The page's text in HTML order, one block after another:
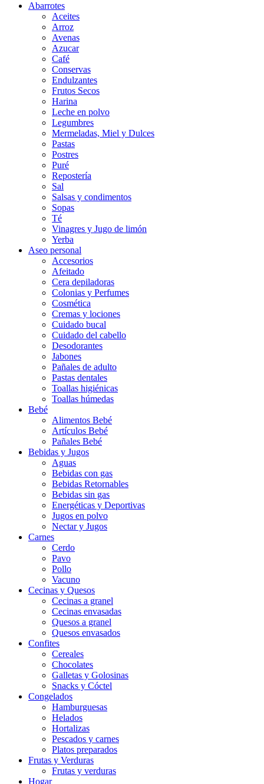
Abarrotes
Aceites
Arroz
Avenas
Azucar
Café
Conservas
Endulzantes
Frutos Secos
Harina
Leche en polvo
Legumbres
Mermeladas, Miel y Dulces
Pastas
Postres
Puré
Repostería
Sal
Salsas y condimentos
Sopas
Té
Vinagres y Jugo de limón
Yerba
Aseo personal
Accesorios
Afeitado
Cera depiladoras
Colonias y Perfumes
Cosmética
Cremas y lociones
Cuidado bucal
Cuidado del cabello
Desodorantes
Jabones
Pañales de adulto
Pastas dentales
Toallas higiénicas
Toallas húmedas
Bebé
Alimentos Bebé
Artículos Bebé
Pañales Bebé
Bebidas y Jugos
Aguas
Bebidas con gas
Bebidas Retornables
Bebidas sin gas
Energéticas y Deportivas
Jugos en polvo
Nectar y Jugos
Carnes
Cerdo
Pavo
Pollo
Vacuno
Cecinas y Quesos
Cecinas a granel
Cecinas envasadas
Quesos a granel
Quesos envasados
Confites
Cereales
Chocolates
Galletas y Golosinas
Snacks y Cóctel
Congelados
Hamburguesas
Helados
Hortalizas
Pescados y carnes
Platos preparados
Frutas y Verduras
Frutas y verduras
Hogar